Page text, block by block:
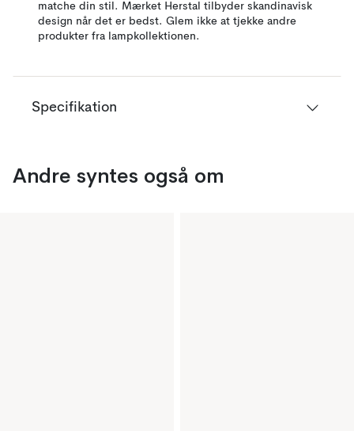
matche din stil. Mærket Herstal tilbyder skandinavisk
design når det er bedst. Glem ikke at tjekke andre
produkter fra lampkollektionen.
Specifikation
Andre syntes også om